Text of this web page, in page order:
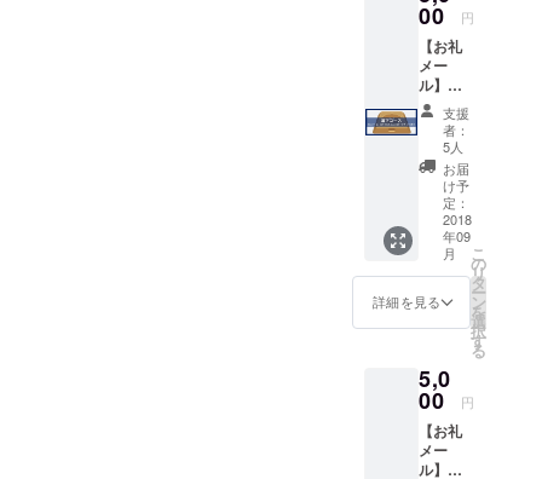
13日、
14日の
イベン
ト開催
期間中
のみ ※
余った
ドリン
クチ
ケット
の払い
戻しな
どは致
しかね
ますの
でご注
こ協会
公式HP
に「後
援会」
として
お名前
（任意
の名前
可）を
掲載さ
せてい
ただき
ます。
※有効期
間 2019
年9月末
たご本
人様の
みご利
用にな
れま
す。 ※
00 円
【お礼
メー
ル】＋
【お好
きな
ちゃん
こ無料
券5杯
分】＋
【お好
きなド
リンク
無料券1
枚】 ①
事務局
からお
メール
を送付
させて
いただ
きま
す。 ②
支援
者：
5人
お届
け予
定：
2018
年09
月
詳細を見る
こ
の
リ
タ
ー
ン
を
選
択
す
る
5,0
00 円
【お礼
メー
ル】＋